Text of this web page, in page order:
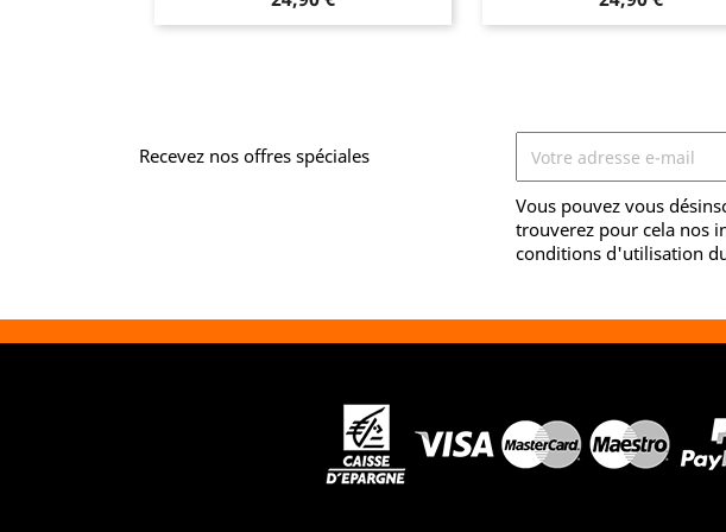
Recevez nos offres spéciales
Vous pouvez vous
trouverez pour cela nos
conditions d'utilisation